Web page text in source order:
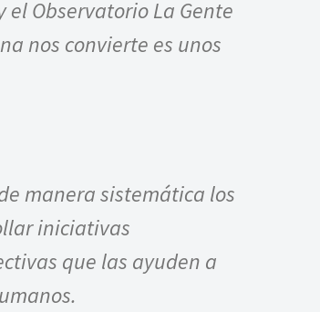
el Observatorio La Gente
nos convierte es unos
manera sistemática los
iniciativas
que las ayuden a